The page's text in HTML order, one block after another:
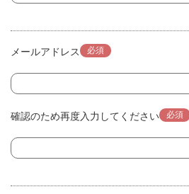
メールアドレス 必須
確認のため再度入力してください 必須